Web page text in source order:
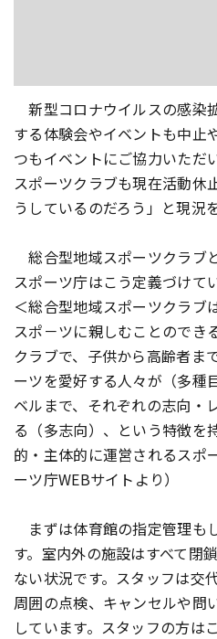
新型コロナウイルスの感染
する体験会やイベントも中止
つもイベントにご協力いただ
スポーツクラブも現在活動休
うしているのだろう」と現況
総合型地域スポーツクラブ
スポーツ庁はこう定義づけて
＜総合型地域スポーツクラブ
スポ－ツに親しむことのでき
クラブで、子供から高齢者ま
ーツを愛好する人々が（多種
ベルまで、それぞれの志向・
る（多志向）、という特徴を
的・主体的に運営されるスポ
ーツ庁WEBサイトより）
まずは体育館の指定管理も
す。室内外の施設はすべて閉
ない状況です。スタッフは交
周囲の点検、キャンセルや問
しています。スタッフの方は